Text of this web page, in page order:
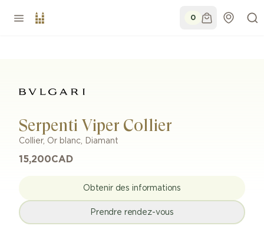
0
Serpenti Viper Collier
Collier, Or blanc, Diamant
15,200CAD
Obtenir des informations
Prendre rendez-vous